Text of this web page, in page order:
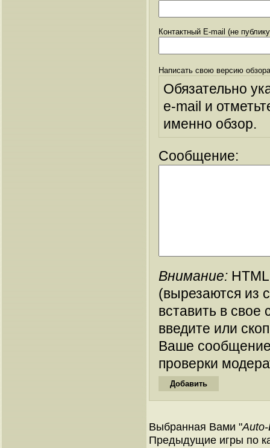
Контактный E-mail (не
Написать свою версию
Обязательно
e-mail и
именно обзор.
Сообщение:
Внимание:
(вырезаются из
вставить в
введите или
Ваше
проверки
Выбранная Вами "
Предыдущие игры по